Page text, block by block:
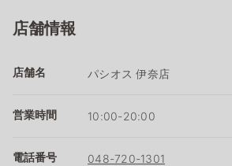
店舗情報
店舗名 パシオス 伊奈店
営業時間 10:00-20:00
電話番号 048-720-1301